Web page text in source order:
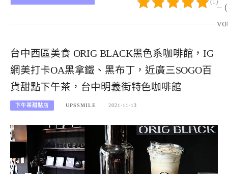
–
台中西區美食 ORIG BLACK黑色系咖啡館，IG
網美打卡OA黑拿鐵、黑布丁，近廣三SOGO百
貨甜點下午茶，台中明義街特色咖啡館
下午茶甜點店 UPSSMILE 2021-11-13